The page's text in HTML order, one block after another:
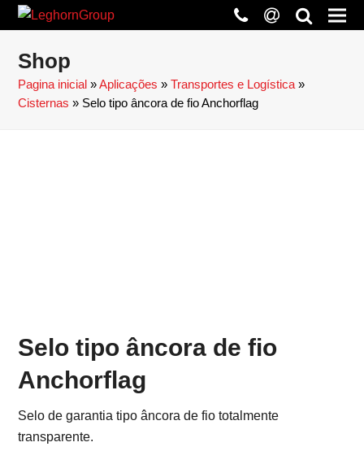
phone
at search
Shop
Pagina inicial »Aplicações »Transportes e Logística »
Cisternas » Selo tipo âncora de fio Anchorflag
Selo tipo âncora de fio
Anchorflag
Selo de garantia tipo âncora de fio totalmente
transparente.